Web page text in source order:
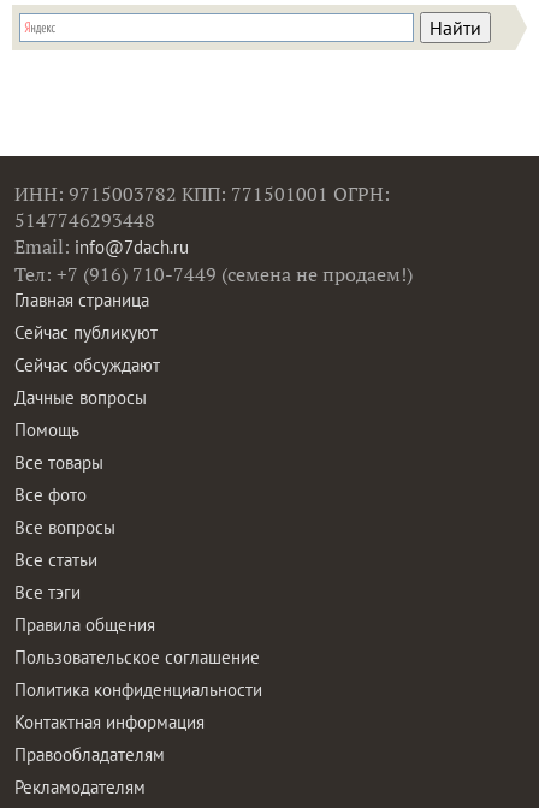
ИНН: 9715003782 КПП: 771501001 ОГРН:
5147746293448
Email: info@7dach.ru
Тел: +7 (916) 710-7449 (семена не продаем!)
Главная страница
Сейчас публикуют
Сейчас обсуждают
Дачные вопросы
Помощь
Все товары
Все фото
Все вопросы
Все статьи
Все тэги
Правила общения
Пользовательское соглашение
Политика конфиденциальности
Контактная информация
Правообладателям
Рекламодателям